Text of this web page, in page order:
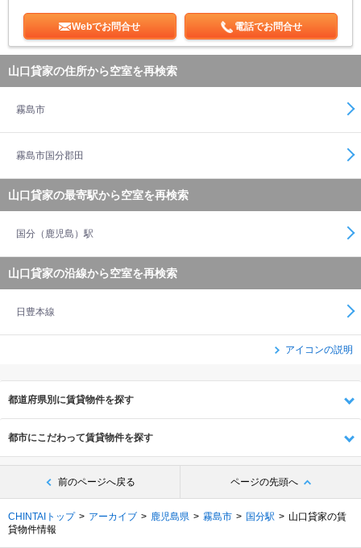
Webでお問合せ 電話でお問合せ
山口貸家の住所から空室を再検索
霧島市
霧島市国分郡田
山口貸家の最寄駅から空室を再検索
国分（鹿児島）駅
山口貸家の沿線から空室を再検索
日豊本線
アイコンの説明
都道府県別に賃貸物件を探す
都市にこだわって賃貸物件を探す
前のページへ戻る ページの先頭へ
CHINTAIトップ アーカイブ 鹿児島県 霧島市 国分駅
山口貸家の賃
貸物件情報